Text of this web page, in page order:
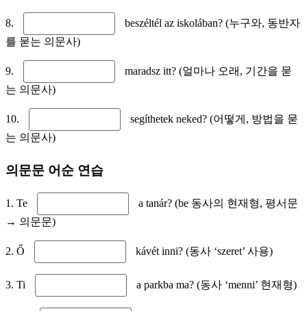
8.
beszéltél az iskolában? (누구와, 동반자
를 묻는 의문사)
9.
maradsz itt? (얼마나 오래, 기간을 묻
는 의문사)
10.
segíthetek neked? (어떻게, 방법을 묻
는 의문사)
의문문 어순 연습
1. Te
a tanár? (be 동사의 현재형, 평서문
→ 의문문)
2. Ő kávét inni? (동사 ‘szeret’ 사용)
3. Ti a parkba ma? (동사 ‘menni’ 현재형)